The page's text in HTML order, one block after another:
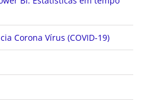
Corona Vírus (COVID-19)